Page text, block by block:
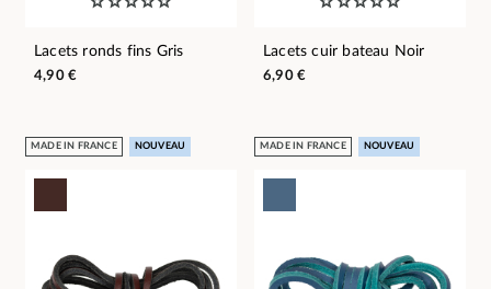
Lacets ronds fins Gris
4,90 €
Lacets cuir bateau Noir
6,90 €
MADE IN FRANCE NOUVEAU MADE IN FRANCE NOUVEAU